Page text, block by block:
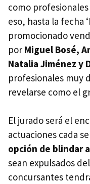
como
eso, hasta la fecha
promocionado
por Miguel Bosé,
Natalia Jiménez y
profesionales muy
revelarse como el
El jurado será el
actuaciones cada
opción de blindar
sean expulsados
concursantes